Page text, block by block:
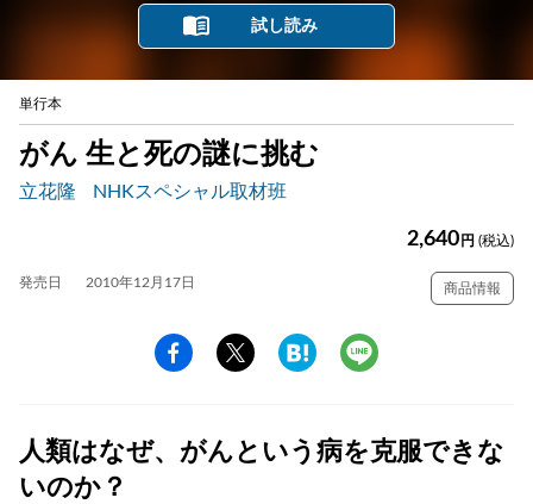
試し読み
単行本
がん 生と死の謎に挑む
立花隆 NHKスペシャル取材班
2,640 円 (税込)
発売日 2010年12月17日 商品情報
人類はなぜ、がんという病を克服できな
いのか？